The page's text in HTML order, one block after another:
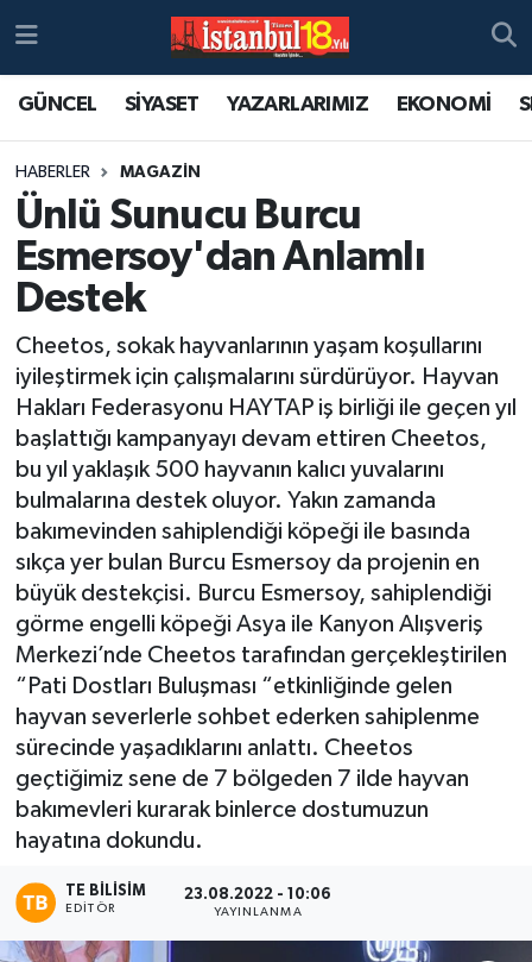
GÜNCEL SİYASET YAZARLARIMIZ EKONOMİ
HABERLER MAGAZİN
Ünlü Sunucu Burcu
Esmersoy'dan Anlamlı
Destek
Cheetos, sokak hayvanlarının yaşam koşullarını
iyileştirmek için çalışmalarını sürdürüyor. Hayvan
Hakları Federasyonu HAYTAP iş birliği ile geçen yıl
başlattığı kampanyayı devam ettiren Cheetos,
bu yıl yaklaşık 500 hayvanın kalıcı yuvalarını
bulmalarına destek oluyor. Yakın zamanda
bakımevinden sahiplendiği köpeği ile basında
sıkça yer bulan Burcu Esmersoy da projenin en
büyük destekçisi. Burcu Esmersoy, sahiplendiği
görme engelli köpeği Asya ile Kanyon Alışveriş
Merkezi’nde Cheetos tarafından gerçekleştirilen
“Pati Dostları Buluşması “etkinliğinde gelen
hayvan severlerle sohbet ederken sahiplenme
sürecinde yaşadıklarını anlattı. Cheetos
geçtiğimiz sene de 7 bölgeden 7 ilde hayvan
bakımevleri kurarak binlerce dostumuzun
hayatına dokundu.
TE BILISIM
EDITÖR
23.08.2022 - 10:06
YAYINLANMA